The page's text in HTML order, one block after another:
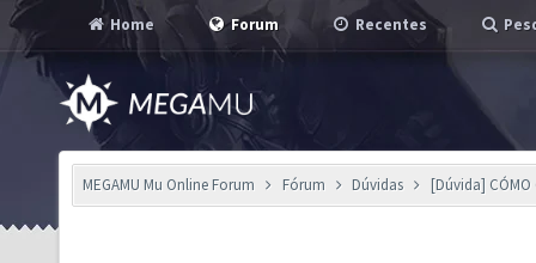
Home Forum Recentes
MEGAMU Mu Online Forum Fórum Dúvidas [Dúvida] CÓMO